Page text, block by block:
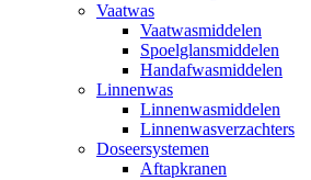
Vaatwas
Vaatwasmiddelen
Spoelglansmiddelen
Handafwasmiddelen
Linnenwas
Linnenwasmiddelen
Linnenwasverzachters
Doseersystemen
Aftapkranen